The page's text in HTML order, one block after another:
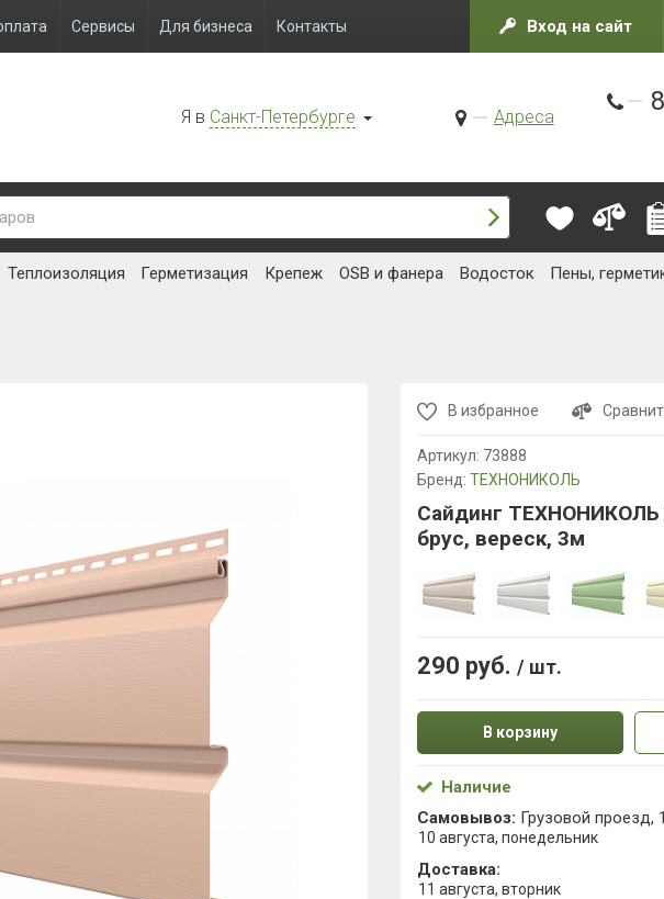
Сервисы Для бизнеса Контакты Вход на сайт
Я в Санкт-Петербурге Адреса
Теплоизоляция Герметизация Крепеж OSB и фанера Водосток Пены,
В избранное
Артикул: 73888
Бренд: ТЕХНОНИКОЛЬ
Сайдинг ТЕХНОНИКОЛЬ
брус, вереск, 3м
290 руб. / шт.
В корзину
Наличие
Самовывоз: Грузовой проезд,
10 августа, понедельник
Доставка:
11 августа, вторник